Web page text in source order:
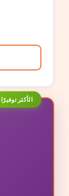
الأكثر توفيرًا